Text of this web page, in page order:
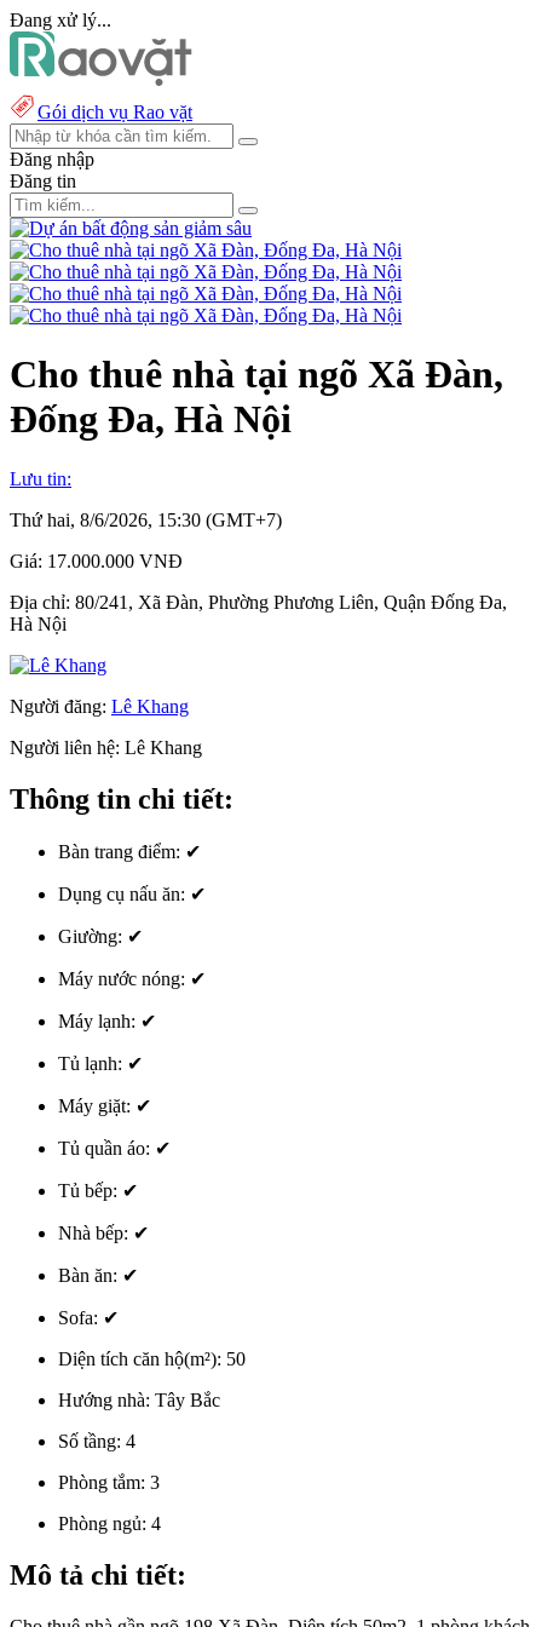
Đang xử lý...
Gói dịch vụ Rao vặt
Đăng nhập
Đăng tin
Cho thuê nhà tại ngõ Xã Đàn,
Đống Đa, Hà Nội
Lưu tin:
Thứ hai, 8/6/2026, 15:30 (GMT+7)
Giá: 17.000.000 VNĐ
Địa chỉ: 80/241, Xã Đàn, Phường Phương Liên, Quận Đống Đa,
Hà Nội
Người đăng: Lê Khang
Người liên hệ: Lê Khang
Thông tin chi tiết:
Bàn trang điểm: ✔
Dụng cụ nấu ăn: ✔
Giường: ✔
Máy nước nóng: ✔
Máy lạnh: ✔
Tủ lạnh: ✔
Máy giặt: ✔
Tủ quần áo: ✔
Tủ bếp: ✔
Nhà bếp: ✔
Bàn ăn: ✔
Sofa: ✔
Diện tích căn hộ(m²): 50
Hướng nhà: Tây Bắc
Số tầng: 4
Phòng tắm: 3
Phòng ngủ: 4
Mô tả chi tiết: